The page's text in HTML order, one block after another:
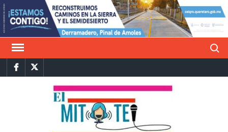
Saltar
al
contenido
FacebookTwitter